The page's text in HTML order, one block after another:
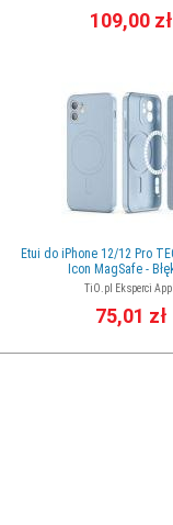
109,00 zł
Etui do iPhone 12/12 Pro
Icon MagSafe -
TiO.pl Eksperci
75,01 zł